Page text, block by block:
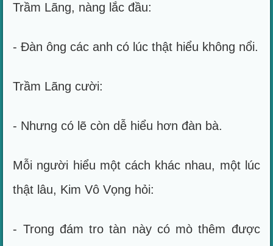
Trầm Lãng, nàng lắc đầu:
- Đàn ông các anh có lúc thật hiểu không nổi.
Trầm Lãng cười:
- Nhưng có lẽ còn dễ hiểu hơn đàn bà.
Mỗi người hiểu một cách khác nhau, một lúc
thật lâu, Kim Vô Vọng hỏi:
- Trong đám tro tàn này có mò thêm được